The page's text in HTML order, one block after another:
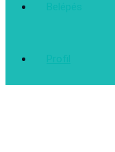
Belépés
Profil